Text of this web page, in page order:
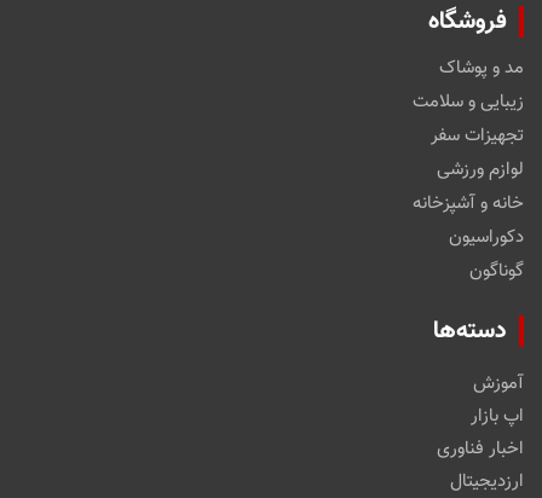
فروشگاه
مد و پوشاک
زیبایی و سلامت
تجهیزات سفر
لوازم ورزشی
خانه و آشپزخانه
دکوراسیون
گوناگون
دسته‌ها
آموزش
اپ بازار
اخبار فناوری
ارزدیجیتال